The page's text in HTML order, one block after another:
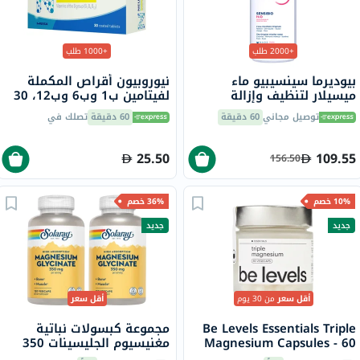
+2000 طلب
بيوديرما سينسيبيو ماء
ميسيلار لتنظيف وإزالة
المكياج 850 ملتوصيل مجاني60 دقيقة
109.55
156.50
+1000 طلب
نيوروبيون أقراص المكملة
لفيتامين ب1 وب6 وب12، 30
قرص 60 دقيقة تصلك في
25.50
10% خصم
جديد
أقل سعرمن 30 يوم
Be Levels Essentials Triple
Magnesium Capsules - 60
36% خصم
جديد
أقل سعر
مجموعة كبسولات نباتية
مغنيسيوم الجليسينات 350